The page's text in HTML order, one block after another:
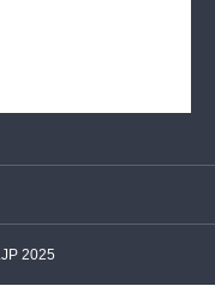
2025